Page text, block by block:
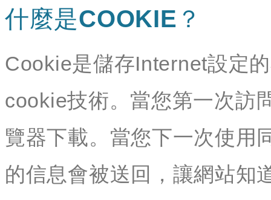
什麼是COOKIE？
Cookie是儲存Internet設定
cookie技術。當您第一次訪
覽器下載。當您下一次使用
的信息會被送回，讓網站知